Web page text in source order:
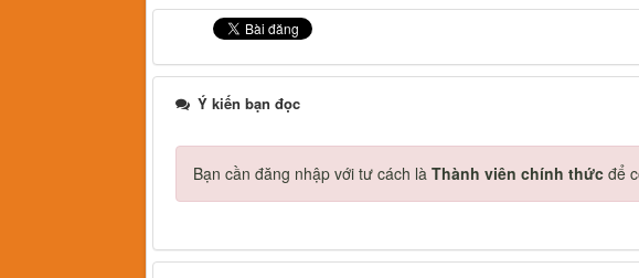
Ý kiến bạn đọc
Bạn cần đăng nhập với tư cách là Thành viên chính thức để